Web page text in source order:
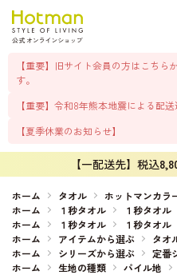
【重要】旧サイト会員の方はこち
す。
【重要】令和8年熊本地震による配
【夏季休業のお知らせ】
【一配送先】税込
ホーム タオル
ホットマンカラ
ホーム
１秒タオル １秒タオ
ホーム
１秒タオル １秒タオ
ホーム
アイテムから選ぶ タオ
ホーム
シリーズから選ぶ 定番
ホーム
生地の種類 パイル地